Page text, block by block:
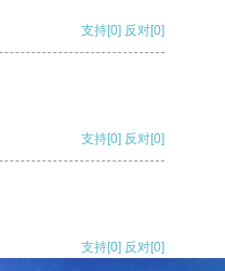
支持[0] 反对[0]
支持[0] 反对[0]
支持[0] 反对[0]